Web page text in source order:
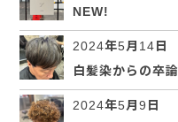
NEW!
2024年5月14日
白髪染からの卒論
2024年5月9日